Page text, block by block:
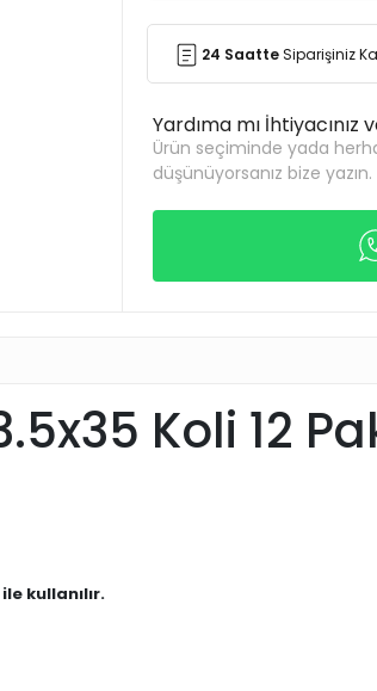
24 SaatteSiparişiniz
Yardıma mı İhtiyacınız
Ürün seçiminde yada
düşünüyorsanız bize yazın.
Koli 12
kullanılır.